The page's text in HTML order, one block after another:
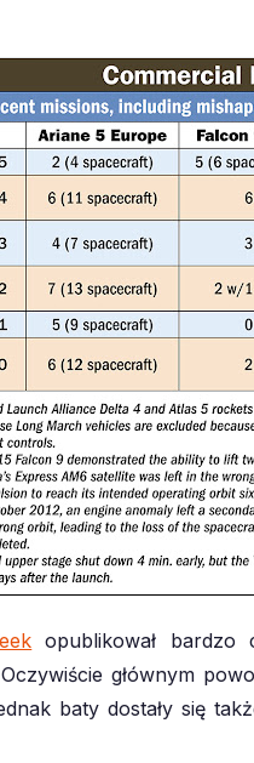
opublikował bardzo
głównym
baty dostały się